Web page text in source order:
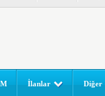
İlanlar Diğer